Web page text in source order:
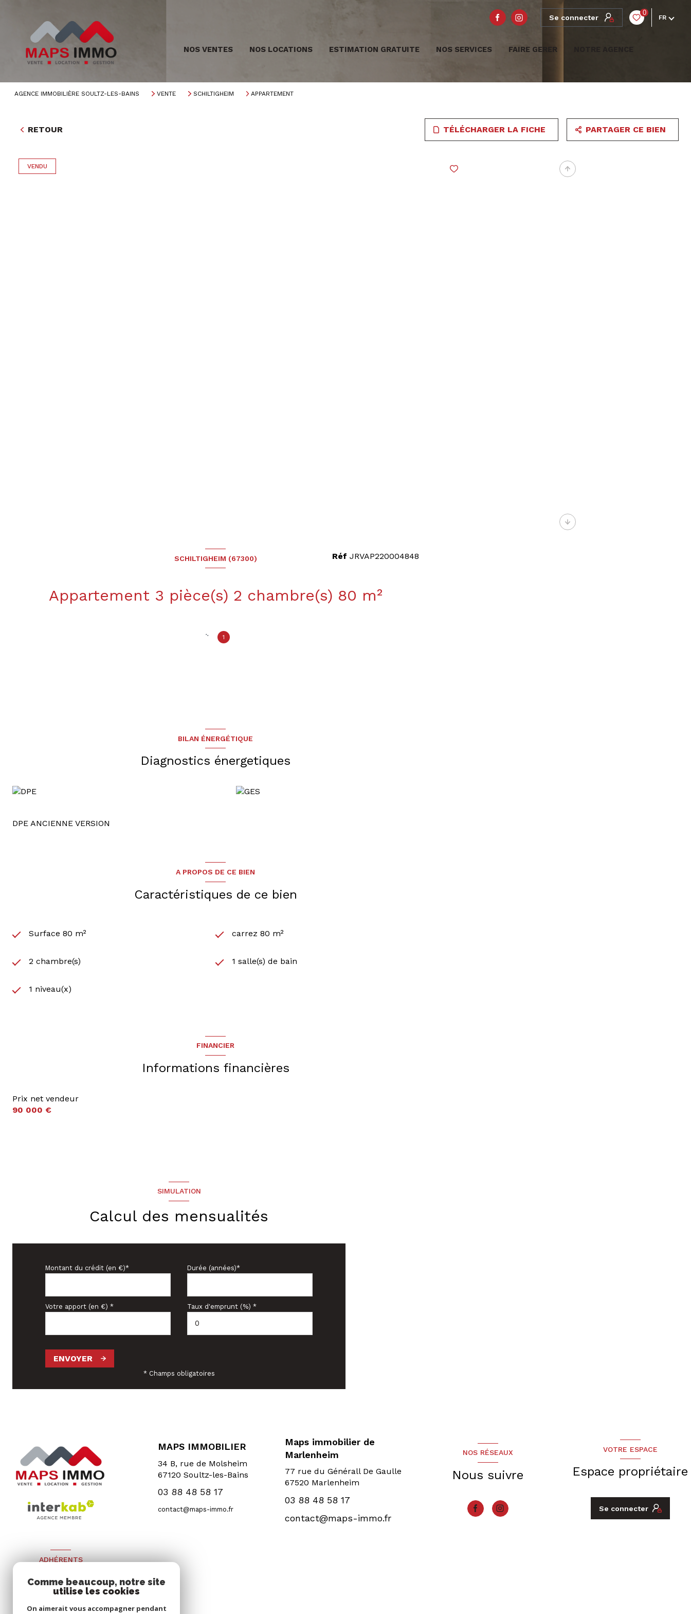
Se connecter
0
FR
NOS VENTES NOS LOCATIONS ESTIMATION GRATUITE NOS SERVICES FAIRE GERER
AGENCE IMMOBILIÈRE SOULTZ-LES-BAINS VENTE SCHILTIGHEIM APPARTEMENT
RETOUR TÉLÉCHARGER LA FICHE PARTAGER CE BIEN
VENDU
SCHILTIGHEIM (67300)
Appartement 3 pièce(s) 2 chambre(s) 80 m²
1
Réf JRVAP220004848
BILAN ÉNERGÉTIQUE
Diagnostics énergetiques
DPE ANCIENNE VERSION
A PROPOS DE CE BIEN
Caractéristiques de ce bien
Surface 80 m² carrez 80 m²
2 chambre(s) 1 salle(s) de bain
1 niveau(x)
FINANCIER
Informations financières
Prix net vendeur
90 000 €
SIMULATION
Calcul des mensualités
Montant du crédit (en €)* Durée (années)*
Votre apport (en €) * Taux d'emprunt (%) *
ENVOYER
* Champs obligatoires
MAPS IMMOBILIER
34 B, rue de Molsheim
67120Soultz-les-Bains
03 88 48 58 17
contact@maps-immo.fr
Maps immobilier de
Marlenheim
77 rue du Générall De Gaulle
67520 Marlenheim
03 88 48 58 17
contact@maps-immo.fr
NOS RÉSEAUX
Nous suivre
VOTRE ESPACE
Espace propriétaire
Se connecter
ADHÉRENTS
Nous adhérons
Comme beaucoup, notre site
utilise les cookies
On aimerait vous accompagner pendant